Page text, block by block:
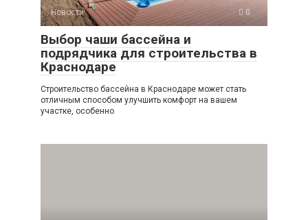
Новости 0
Выбор чаши бассейна и
подрядчика для строительства в
Краснодаре
Строительство бассейна в Краснодаре может стать
отличным способом улучшить комфорт на вашем
участке, особенно